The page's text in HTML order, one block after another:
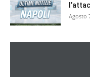
Agosto